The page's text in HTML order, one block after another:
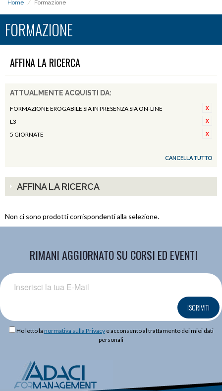
Home / Formazione
FORMAZIONE
AFFINA LA RICERCA
ATTUALMENTE ACQUISTI DA:
FORMAZIONE EROGABILE SIA IN PRESENZA SIA ON-LINE
L3
5 GIORNATE
CANCELLA TUTTO
AFFINA LA RICERCA
Non ci sono prodotti corrispondenti alla selezione.
RIMANI AGGIORNATO SU CORSI ED EVENTI
ISCRIVITI
Ho letto la normativa sulla Privacye acconsento al trattamento dei miei dati
personali